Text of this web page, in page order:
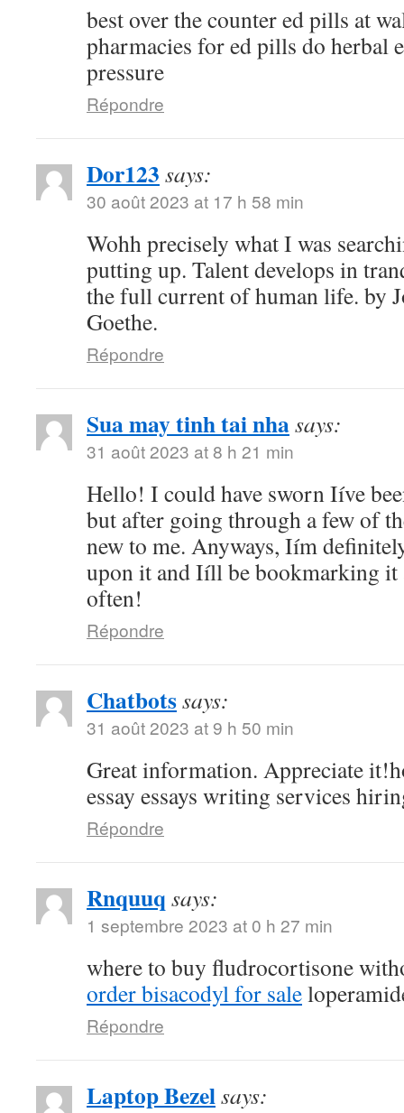
best over the counter ed pills at
pharmacies for ed pills do herbal
pressure
Répondre
Dor123 says:
30 août 2023 at 17 h 58 min
Wohh precisely what I was
putting up. Talent develops in
the full current of human life. by
Goethe.
Répondre
Sua may tinh tai nhasays:
31 août 2023 at 8 h 21 min
Hello! I could have sworn Iíve
but after going through a few of
new to me. Anyways, Iím
upon it and Iíll be bookmarking it
often!
Répondre
Chatbotssays:
31 août 2023 at 9 h 50 min
Great information. Appreciate
essay essays writing services
Répondre
Rnquuq says:
1 septembre 2023 at 0 h 27 min
where to buy fludrocortisone
order bisacodyl for sale
Répondre
Laptop Bezelsays: